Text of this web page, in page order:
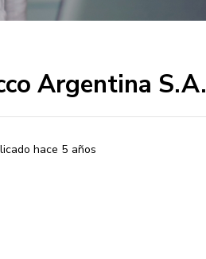
Argentina S.A.
hace 5 años